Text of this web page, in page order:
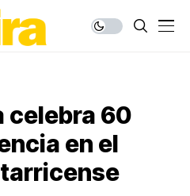
celebra 60
en el